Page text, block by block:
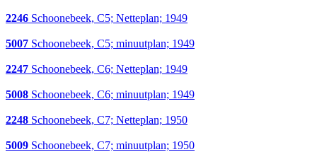
2246 Schoonebeek, C5; Netteplan; 1949
5007 Schoonebeek, C5; minuutplan; 1949
2247 Schoonebeek, C6; Netteplan; 1949
5008 Schoonebeek, C6; minuutplan; 1949
2248 Schoonebeek, C7; Netteplan; 1950
5009 Schoonebeek, C7; minuutplan; 1950